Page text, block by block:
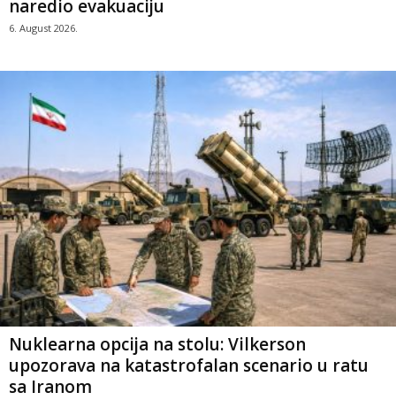
naredio evakuaciju
6. August 2026.
Nuklearna opcija na stolu: Vilkerson
upozorava na katastrofalan scenario u ratu
sa Iranom